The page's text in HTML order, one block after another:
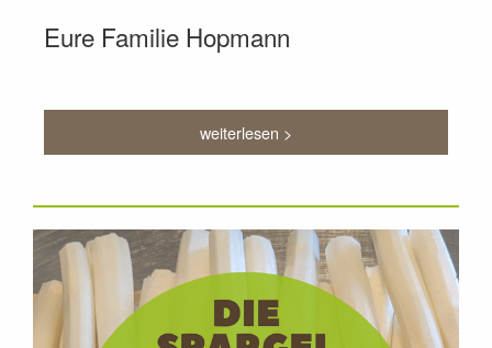
Eure Familie Hopmann
weiterlesen >